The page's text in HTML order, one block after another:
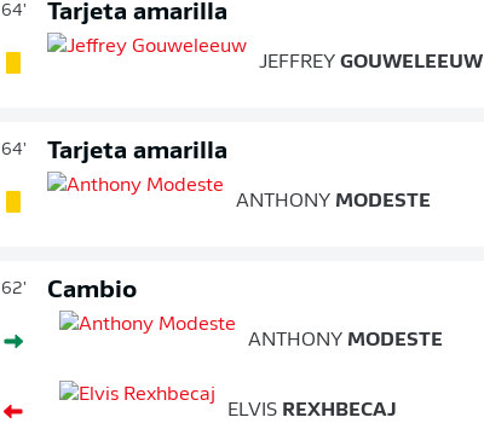
64' Tarjeta amarilla
JEFFREY GOUWELEEUW
64' Tarjeta amarilla
ANTHONY MODESTE
62' Cambio
ANTHONY MODESTE
ELVIS REXHBECAJ